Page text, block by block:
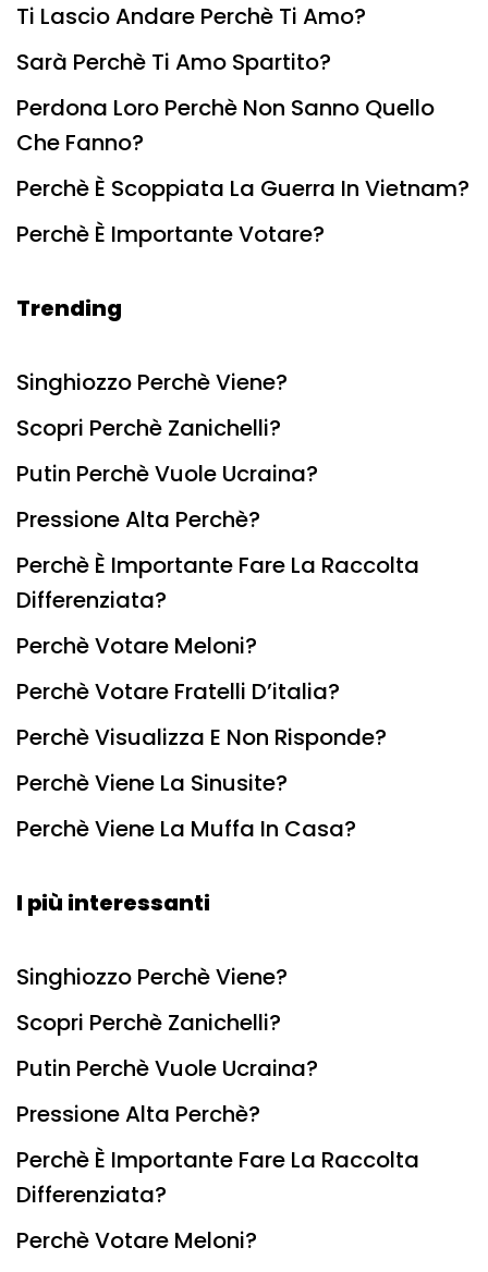
Ti Lascio Andare Perchè Ti Amo?
Sarà Perchè Ti Amo Spartito?
Perdona Loro Perchè Non Sanno Quello
Che Fanno?
Perchè È Scoppiata La Guerra In Vietnam?
Perchè È Importante Votare?
Trending
Singhiozzo Perchè Viene?
Scopri Perchè Zanichelli?
Putin Perchè Vuole Ucraina?
Pressione Alta Perchè?
Perchè È Importante Fare La Raccolta
Differenziata?
Perchè Votare Meloni?
Perchè Votare Fratelli D’italia?
Perchè Visualizza E Non Risponde?
Perchè Viene La Sinusite?
Perchè Viene La Muffa In Casa?
I più interessanti
Singhiozzo Perchè Viene?
Scopri Perchè Zanichelli?
Putin Perchè Vuole Ucraina?
Pressione Alta Perchè?
Perchè È Importante Fare La Raccolta
Differenziata?
Perchè Votare Meloni?